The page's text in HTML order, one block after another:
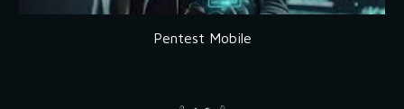
Pentest Mobile